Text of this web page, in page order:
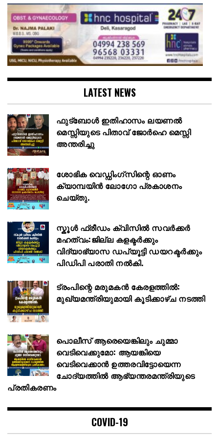
LATEST NEWS
ഫുട്ബോൾ ഇതിഹാസം ലയണൽ
മെസ്സിയുടെ പിതാവ് ജോർഹെ മെസ്സി
അന്തരിച്ചു
ശോഭിക വെഡ്ഡിംഗ്സിന്റെ ഓണം
ക്യാമ്പയിൻ ലോഗോ പ്രകാശനം
ചെയ്തു.
സ്കൂള്‍ ഫ്രീഡം ക്വിസില്‍ സവര്‍ക്കര്‍
മഹത്വം:ജില്ല കളക്ടര്‍ക്കും
വിദ്യാഭ്യാസ ഡപ്യൂട്ടി ഡയറക്ടര്‍ക്കും
പിഡിപി പരാതി നല്‍കി.
ട്രംപിന്റെ മരുമകൻ കേരളത്തിൽ:
മുഖ്യമന്ത്രിയുമായി കൂടിക്കാഴ്ച നടത്തി
പൊലീസ് ആരെയെങ്കിലും ചുമ്മാ
വെടിവെക്കുമോ: ആയങ്കിയെ
വെടിവെക്കാൻ ഉത്തരവിട്ടോയെന്ന
ചോദ്യത്തിൽ ആഭ്യന്തരമന്ത്രിയുടെ
പ്രതികരണം
COVID-19